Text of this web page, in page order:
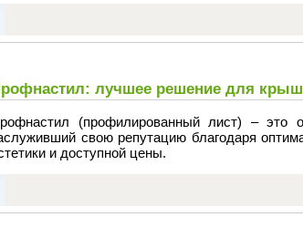
лучшее решение для
(профилированный лист) – это
свою репутацию благодаря
и доступной цены.